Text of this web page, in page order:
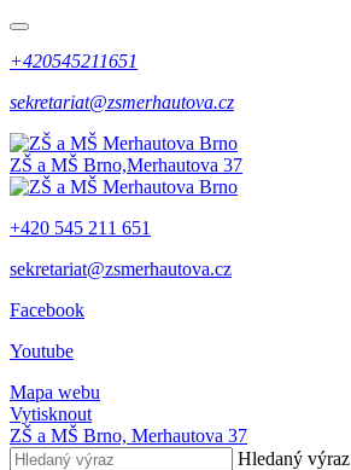
+420545211651
sekretariat@zsmerhautova.cz
ZŠ a MŠ Brno,Merhautova 37
+420 545 211 651
sekretariat@zsmerhautova.cz
Facebook
Youtube
Mapa webu
Vytisknout
ZŠ a MŠ Brno, Merhautova 37
Hledaný výraz